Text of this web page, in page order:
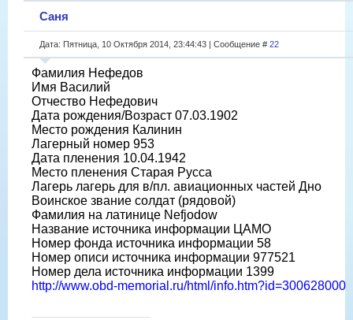
Саня
Дата: Пятница, 10 Октября 2014, 23:44:43 | Сообщение # 22
Фамилия Нефедов
Имя Василий
Отчество Нефедович
Дата рождения/Возраст 07.03.1902
Место рождения Калинин
Лагерный номер 953
Дата пленения 10.04.1942
Место пленения Старая Русса
Лагерь лагерь для в/пл. авиационных частей Дно
Воинское звание солдат (рядовой)
Фамилия на латинице Nefjodow
Название источника информации ЦАМО
Номер фонда источника информации 58
Номер описи источника информации 977521
Номер дела источника информации 1399
http://www.obd-memorial.ru/html/info.htm?id=300628000